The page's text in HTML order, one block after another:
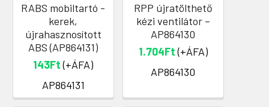
RABS mobiltartó -
kerek,
újrahasznosított
ABS (AP864131)
143Ft(+ÁFA)
AP864131
RPP újratölthető
kézi ventilátor –
AP864130
1.704Ft(+ÁFA)
AP864130